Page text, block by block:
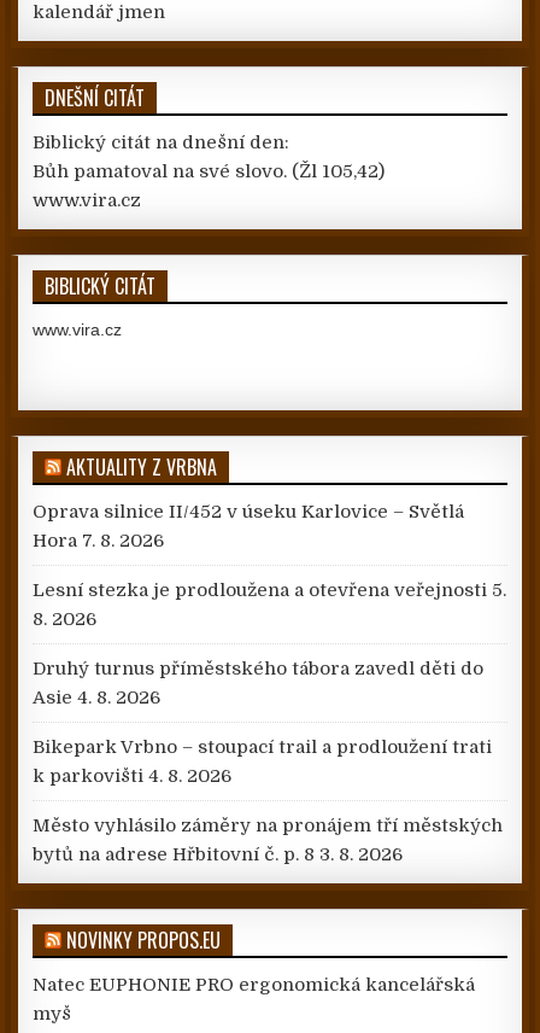
kalendář jmen
DNEŠNÍ CITÁT
Biblický citát na dnešní den:
Bůh pamatoval na své slovo. (Žl 105,42)
www.vira.cz
BIBLICKÝ CITÁT
www.vira.cz
AKTUALITY Z VRBNA
Oprava silnice II/452 v úseku Karlovice – Světlá
Hora 7. 8. 2026
Lesní stezka je prodloužena a otevřena veřejnosti 5.
8. 2026
Druhý turnus příměstského tábora zavedl děti do
Asie 4. 8. 2026
Bikepark Vrbno – stoupací trail a prodloužení trati
k parkovišti 4. 8. 2026
Město vyhlásilo záměry na pronájem tří městských
bytů na adrese Hřbitovní č. p. 8 3. 8. 2026
NOVINKY PROPOS.EU
Natec EUPHONIE PRO ergonomická kancelářská
myš